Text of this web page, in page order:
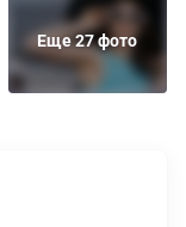
Еще 27 фото